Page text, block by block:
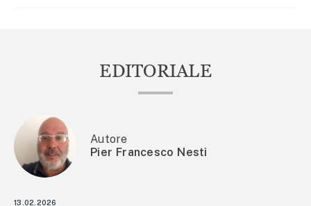
EDITORIALE
Autore
Pier Francesco Nesti
13.02.2026